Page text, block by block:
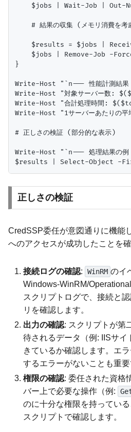
$jobs | Wait-Job | Out-
# 結果の収集 (メモリ消費を考
$results = $jobs |
$jobs | Remove-Job -
}
Write-Host "`n--- 性能計測結
Write-Host "対象サーバー数:
Write-Host "合計処理時間:
Write-Host "1サーバーあたり
# 正しさの検証 (部分的な表示)
Write-Host "`n--- 処理結果の
正しさの検証
CredSSP委任が意図通りに機能
へのアクセスが成功したことを確
接続ログの確認: WinRM のイ
Windows-WinRM/
スクリプトログで、接続と
リを確認します。
出力の確認: スクリプトが第
待されるデータ（例: IISサ
きているか確認します。エ
するエラーがないことも重要
権限の確認: 委任された資格
バー上で必要な操作（例:
のに十分な権限を持ってい
スクリプトで確認します。